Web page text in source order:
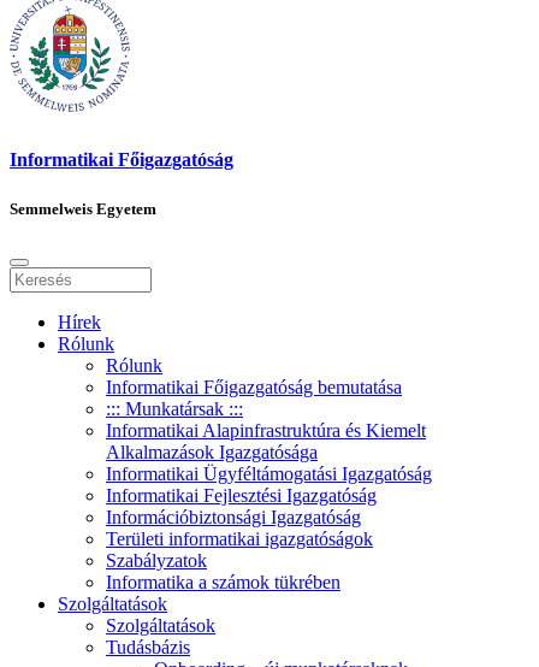
Informatikai Főigazgatóság
Semmelweis Egyetem
Hírek
Rólunk
Rólunk
Informatikai Főigazgatóság bemutatása
::: Munkatársak :::
Informatikai Alapinfrastruktúra és Kiemelt
Alkalmazások Igazgatósága
Informatikai Ügyféltámogatási Igazgatóság
Informatikai Fejlesztési Igazgatóság
Információbiztonsági Igazgatóság
Területi informatikai igazgatóságok
Szabályzatok
Informatika a számok tükrében
Szolgáltatások
Szolgáltatások
Tudásbázis